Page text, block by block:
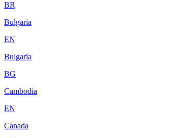
BR
Bulgaria
EN
Bulgaria
BG
Cambodia
EN
Canada